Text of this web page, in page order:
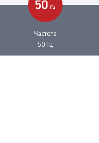
Частота
50 Гц